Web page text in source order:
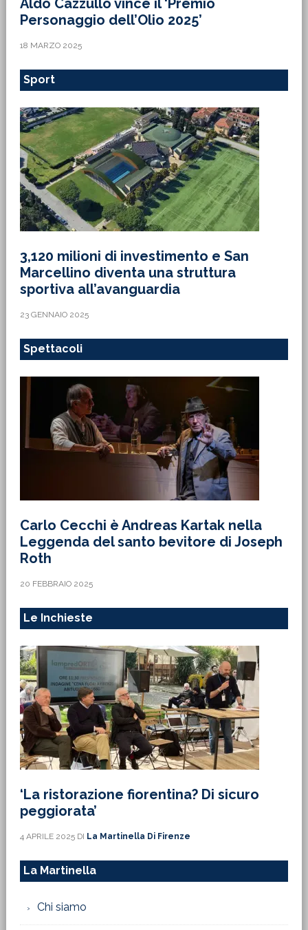
Aldo Cazzullo vince il ‘Premio
Personaggio dell’Olio 2025’
18 MARZO 2025
Sport
3,120 milioni di investimento e San
Marcellino diventa una struttura
sportiva all’avanguardia
23 GENNAIO 2025
Spettacoli
Carlo Cecchi è Andreas Kartak nella
Leggenda del santo bevitore di Joseph
Roth
20 FEBBRAIO 2025
Le Inchieste
‘La ristorazione fiorentina? Di sicuro
peggiorata’
4 APRILE 2025DI La Martinella Di Firenze
La Martinella
Chi siamo